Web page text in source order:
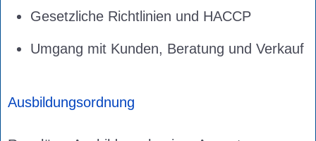
Gesetzliche Richtlinien und HACCP
Umgang mit Kunden, Beratung und Verkauf
Ausbildungsordnung